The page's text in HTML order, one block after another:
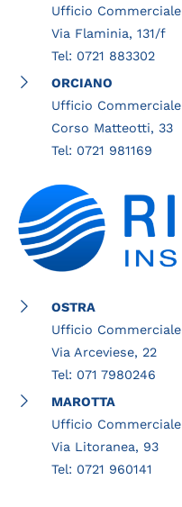
Ufficio Commerciale
Via Flaminia, 131/f
Tel: 0721 883302
ORCIANO
Ufficio Commerciale
Corso Matteotti, 33
Tel: 0721 981169
OSTRA
Ufficio Commerciale
Via Arceviese, 22
Tel: 071 7980246
MAROTTA
Ufficio Commerciale
Via Litoranea, 93
Tel: 0721 960141